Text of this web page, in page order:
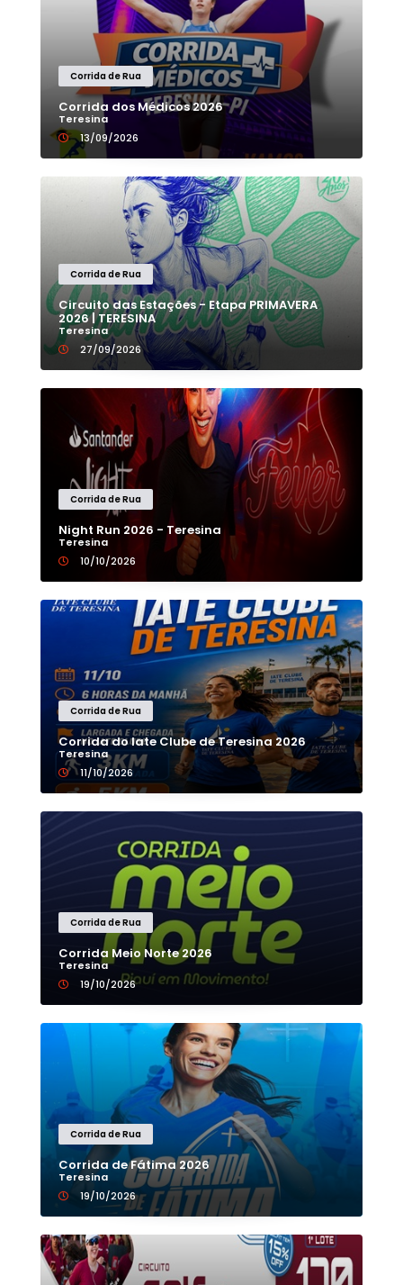
Corrida de Rua
Corrida dos Médicos 2026
Teresina
13/09/2026
Corrida de Rua
Circuito das Estações - Etapa PRIMAVERA
2026 | TERESINA
Teresina
27/09/2026
Corrida de Rua
Night Run 2026 - Teresina
Teresina
10/10/2026
Corrida de Rua
Corrida do Iate Clube de Teresina 2026
Teresina
11/10/2026
Corrida de Rua
Corrida Meio Norte 2026
Teresina
19/10/2026
Corrida de Rua
Corrida de Fátima 2026
Teresina
19/10/2026